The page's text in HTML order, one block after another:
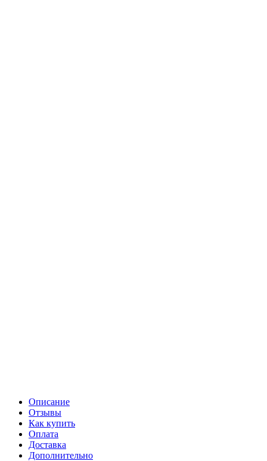
Описание
Отзывы
Как купить
Оплата
Доставка
Дополнительно